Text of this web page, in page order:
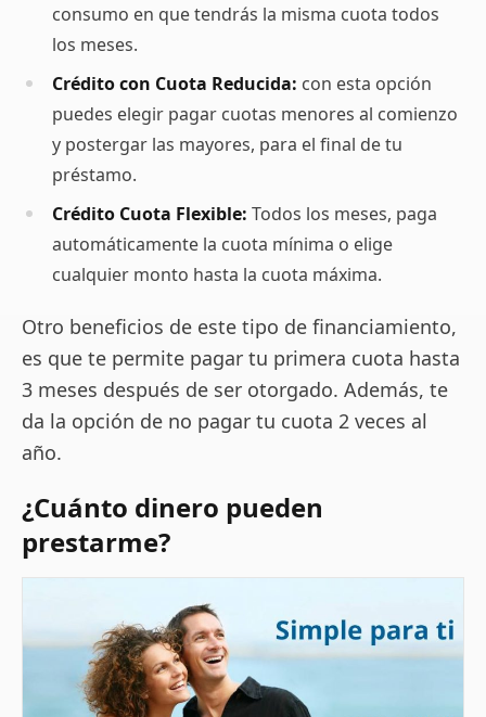
consumo en que tendrás la misma cuota todos
los meses.
Crédito con Cuota Reducida: con esta opción
puedes elegir pagar cuotas menores al comienzo
y postergar las mayores, para el final de tu
préstamo.
Crédito Cuota Flexible: Todos los meses, paga
automáticamente la cuota mínima o elige
cualquier monto hasta la cuota máxima.
Otro beneficios de este tipo de financiamiento,
es que te permite pagar tu primera cuota hasta
3 meses después de ser otorgado. Además, te
da la opción de no pagar tu cuota 2 veces al
año.
¿Cuánto dinero pueden
prestarme?